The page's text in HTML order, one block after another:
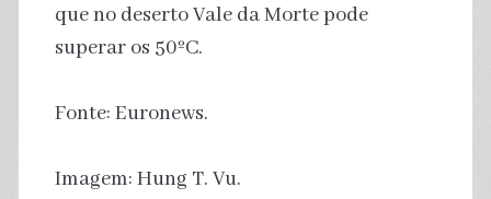
que no deserto Vale da Morte pode
superar os 50ºC.
Fonte: Euronews.
Imagem: Hung T. Vu.